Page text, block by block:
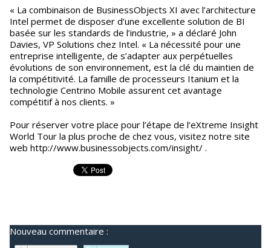
« La combinaison de BusinessObjects XI avec l’architecture
Intel permet de disposer d’une excellente solution de BI
basée sur les standards de l’industrie, » a déclaré John
Davies, VP Solutions chez Intel. « La nécessité pour une
entreprise intelligente, de s’adapter aux perpétuelles
évolutions de son environnement, est la clé du maintien de
la compétitivité. La famille de processeurs Itanium et la
technologie Centrino Mobile assurent cet avantage
compétitif à nos clients. »
Pour réserver votre place pour l’étape de l’eXtreme Insight
World Tour la plus proche de chez vous, visitez notre site
web http://www.businessobjects.com/insight/ .
Nouveau commentaire :